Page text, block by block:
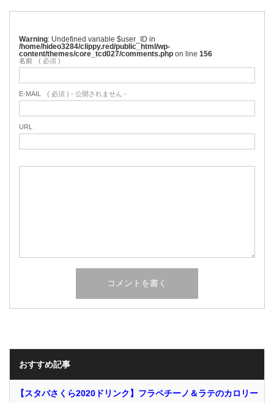
Warning : Undefined variable $user_ID in
/home/hideo3284/clippy.red/public_html/wp-
content/themes/core_tcd027/comments.php on line 156
名前 ( 必須 )
E-MAIL ( 必須 ) - 公開されません -
URL
おすすめ記事
【スタバさくら2020ドリンク】フラペチーノ＆ラテのカロリー